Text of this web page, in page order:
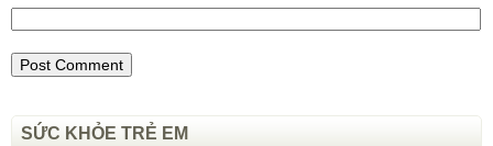
SỨC KHỎE TRẺ EM